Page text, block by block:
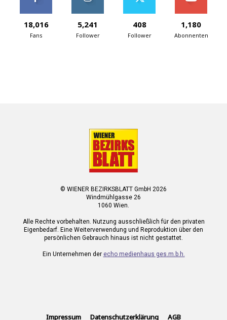
18,016
Fans
5,241
Follower
408
Follower
1,180
Abonnenten
© WIENER BEZIRKSBLATT GmbH 2026
Windmühlgasse 26
1060 Wien.
Alle Rechte vorbehalten. Nutzung ausschließlich für den privaten
Eigenbedarf. Eine Weiterverwendung und Reproduktion über den
persönlichen Gebrauch hinaus ist nicht gestattet.
Ein Unternehmen der echo medienhaus ges.m.b.h.
Impressum Datenschutzerklärung AGB